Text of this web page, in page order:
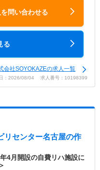
問い合わせる
る
会社SOYOKAZEの求人一覧
：2026/08/04 求人番号：10198399
リセンター名古屋の作
4月開設の自費リハ施設に